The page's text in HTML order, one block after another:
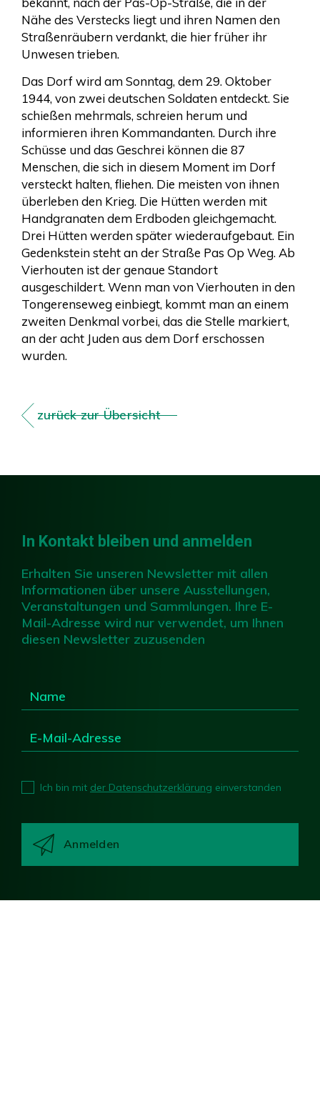
Nähe des Verstecks liegt und ihren Namen den
Straßenräubern verdankt, die hier früher ihr
Unwesen trieben.
Das Dorf wird am Sonntag, dem 29. Oktober
1944, von zwei deutschen Soldaten entdeckt. Sie
schießen mehrmals, schreien herum und
informieren ihren Kommandanten. Durch ihre
Schüsse und das Geschrei können die 87
Menschen, die sich in diesem Moment im Dorf
versteckt halten, fliehen. Die meisten von ihnen
überleben den Krieg. Die Hütten werden mit
Handgranaten dem Erdboden gleichgemacht.
Drei Hütten werden später wiederaufgebaut. Ein
Gedenkstein steht an der Straße Pas Op Weg. Ab
Vierhouten ist der genaue Standort
ausgeschildert. Wenn man von Vierhouten in den
Tongerenseweg einbiegt, kommt man an einem
zweiten Denkmal vorbei, das die Stelle markiert,
an der acht Juden aus dem Dorf erschossen
wurden.
zurück zur Übersicht
In Kontakt bleiben und anmelden
Erhalten Sie unseren Newsletter mit allen
Informationen über unsere Ausstellungen,
Veranstaltungen und Sammlungen. Ihre E-
Mail-Adresse wird nur verwendet, um Ihnen
diesen Newsletter zuzusenden
Ich bin mit der Datenschutzerklärung einverstanden